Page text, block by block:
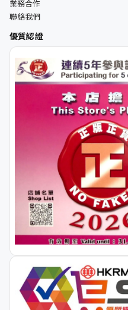
業務合作
聯絡我們
優質認證